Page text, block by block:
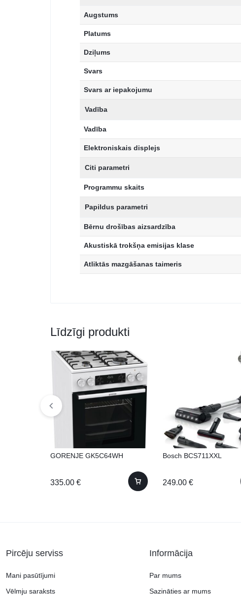
Augstums
Platums
Dziļums
Svars
Svars ar iepakojumu
Vadība
Vadība
Elektroniskais displejs
Citi parametri
Programmu skaits
Papildus parametri
Bērnu drošības aizsardzība
Akustiskā trokšņa emisijas klase
Atliktās mazgāšanas taimeris
Līdzīgi produkti
GORENJE GK5C64WH
335.00 €
Bosch BCS711XXL
249.00 €
Pircēju serviss
Mani pasūtījumi
Vēlmju saraksts
Informācija
Par mums
Sazināties ar mums